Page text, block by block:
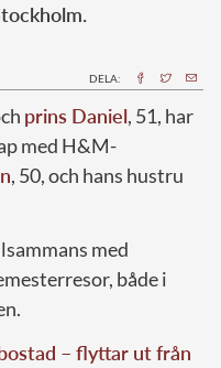
DELA:
prins Daniel, 51, har
med H&M-
, 50, och hans hustru
med
både i
– flyttar ut från